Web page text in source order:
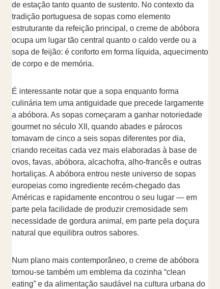
de estação tanto quanto de sustento. No contexto da
tradição portuguesa de sopas como elemento
estruturante da refeição principal, o creme de abóbora
ocupa um lugar tão central quanto o caldo verde ou a
sopa de feijão: é conforto em forma líquida, aquecimento
de corpo e de memória.
É interessante notar que a sopa enquanto forma
culinária tem uma antiguidade que precede largamente
a abóbora. As sopas começaram a ganhar notoriedade
gourmet no século XII, quando abades e párocos
tomavam de cinco a seis sopas diferentes por dia,
criando receitas cada vez mais elaboradas à base de
ovos, favas, abóbora, alcachofra, alho-francês e outras
hortaliças. A abóbora entrou neste universo de sopas
europeias como ingrediente recém-chegado das
Américas e rapidamente encontrou o seu lugar — em
parte pela facilidade de produzir cremosidade sem
necessidade de gordura animal, em parte pela doçura
natural que equilibra outros sabores.
Num plano mais contemporâneo, o creme de abóbora
tornou-se também um emblema da cozinha “clean
eating” e da alimentação saudável na cultura urbana do